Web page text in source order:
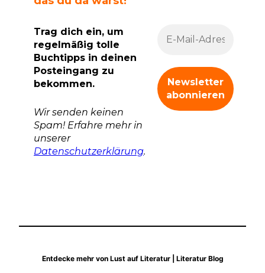
Trag dich ein, um
regelmäßig tolle
Buchtipps in deinen
Posteingang zu
bekommen.
Wir senden keinen
Spam! Erfahre mehr in
unserer
Datenschutzerklärung.
Entdecke mehr von Lust auf Literatur | Literatur Blog